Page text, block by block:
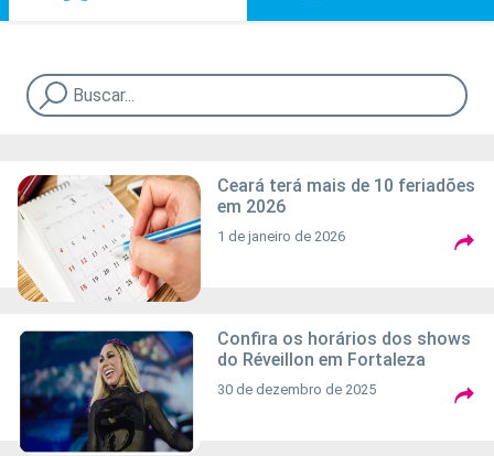
Ceará terá mais de 10 feriadões
em 2026
1 de janeiro de 2026
Confira os horários dos shows
do Réveillon em Fortaleza
30 de dezembro de 2025